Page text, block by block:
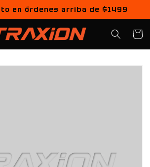
en órdenes arriba de $1499
Carrito